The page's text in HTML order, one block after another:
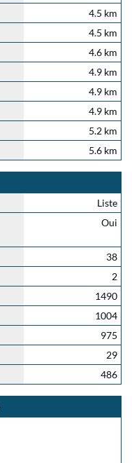
4.5 km
4.5 km
4.6 km
4.9 km
4.9 km
4.9 km
5.2 km
5.6 km
Liste
Oui
38
2
1490
1004
975
29
486